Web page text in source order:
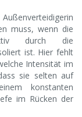
muss, wenn die
durch die
ist. Hier fehlt
Intensität im
sie selten auf
konstanten
im Rücken der